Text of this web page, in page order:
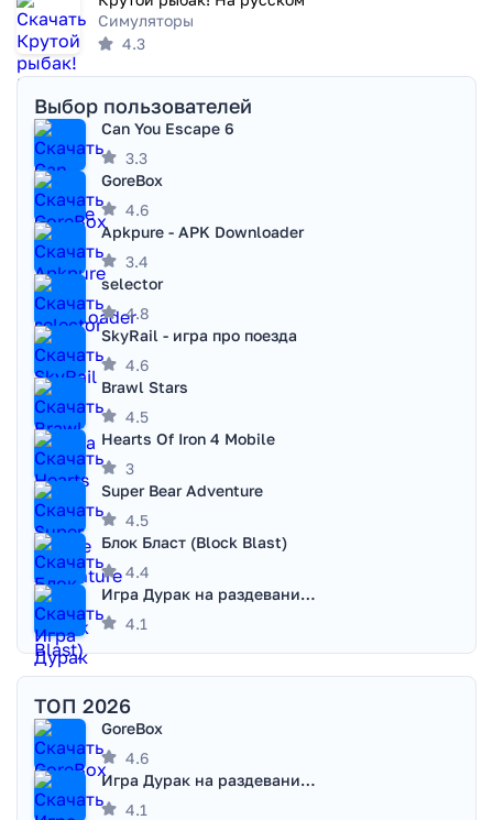
Симуляторы
4.3
Выбор пользователей
Can You Escape 6
3.3
GoreBox
4.6
Apkpure - APK Downloader
3.4
selector
4.8
SkyRail - игра про поезда
4.6
Brawl Stars
4.5
Hearts Of Iron 4 Mobile
3
Super Bear Adventure
4.5
Блок Бласт (Block Blast)
4.4
Игра Дурак на раздевание - Правила игры
4.1
ТОП 2026
GoreBox
4.6
Игра Дурак на раздевание - Правила игры
4.1